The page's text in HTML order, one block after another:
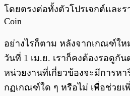
โดยตรงต่อทั้งตัวโปรเจกต์และร
Coin
อย่างไรก็ตาม หลังจากเกณฑ์ให
วันที่ 1 เม.ย. เราก็คงต้องรอดูกั
หน่วยงานที่เกี่ยวข้องจะมีการหา
กฏเกณฑ์ใด ๆ หรือไม่ เพื่อช่วยเ